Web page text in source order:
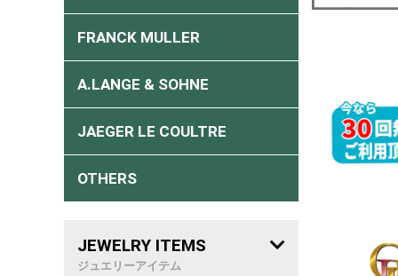
FRANCK MULLER
A.LANGE & SOHNE
JAEGER LE COULTRE
OTHERS
JEWELRY ITEMS
ジュエリーアイテム